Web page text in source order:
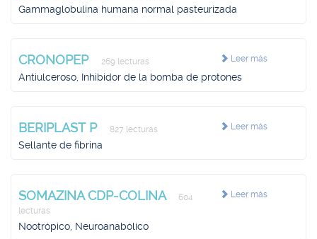
Gammaglobulina humana normal pasteurizada
Leer más
CRONOPEP 269 lecturas
Antiulceroso, Inhibidor de la bomba de protones
Leer más
BERIPLAST P 827 lecturas
Sellante de fibrina
Leer más
SOMAZINA CDP-COLINA
604
lecturas
Nootrópico, Neuroanabólico